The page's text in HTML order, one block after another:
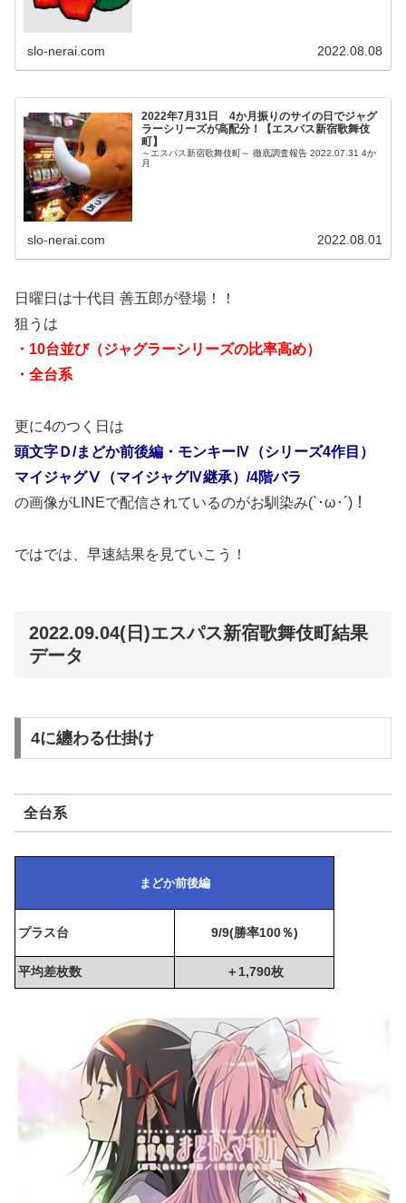
slo-nerai.com 2022.08.08
2022年7月31日 4か月振りのサイの日でジャグ
ラーシリーズが高配分！【エスパス新宿歌舞伎
町】
～エスパス新宿歌舞伎町～ 徹底調査報告 2022.07.31 4か
月
slo-nerai.com 2022.08.01
日曜日は十代目 善五郎が登場！！
狙うは
・10台並び（ジャグラーシリーズの比率高め）
・全台系
更に4のつく日は
頭文字Ｄ/まどか前後編・モンキーⅣ（シリーズ4作目）
マイジャグⅤ（マイジャグⅣ継承）/4階バラ
の画像がLINEで配信されているのがお馴染み(`･ω･´)！
ではでは、早速結果を見ていこう！
2022.09.04(日)エスパス新宿歌舞伎町結果
データ
4に纏わる仕掛け
全台系
まどか前後編
プラス台 9/9(勝率100％)
平均差枚数 ＋1,790枚